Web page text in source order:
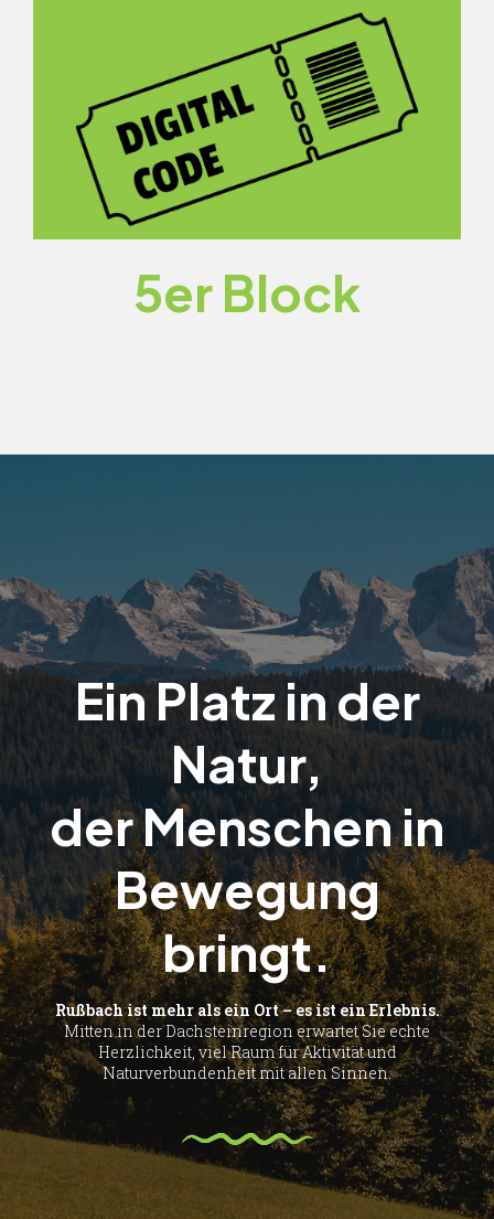
Mein Konto
5er Block
Ein Platz in der
Natur,
der Menschen in
Bewegung
bringt.
Rußbach ist mehr als ein Ort – es ist ein Erlebnis.
Mitten in der Dachsteinregion erwartet Sie echte
Herzlichkeit, viel Raum für Aktivität und
Naturverbundenheit mit allen Sinnen.